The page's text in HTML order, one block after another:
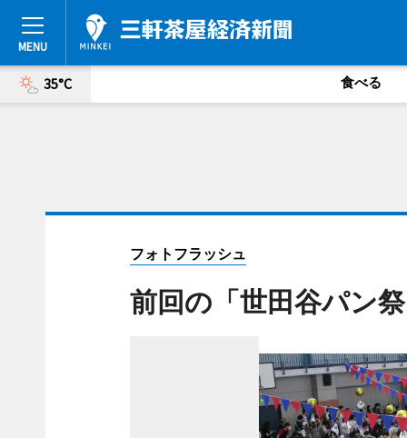
35°C 食べる
フォトフラッシュ
前回の「世田谷パン